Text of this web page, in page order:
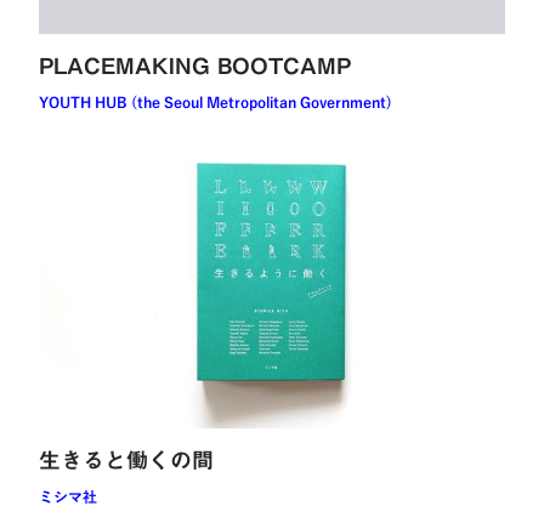
PLACEMAKING BOOTCAMP
YOUTH HUB (the Seoul Metropolitan Government)
生きると働くの間
ミシマ社